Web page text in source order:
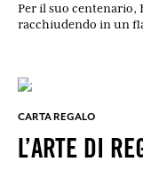
Per il suo centenario,
racchiudendo in un
CARTA REGALO
L’ARTE DI